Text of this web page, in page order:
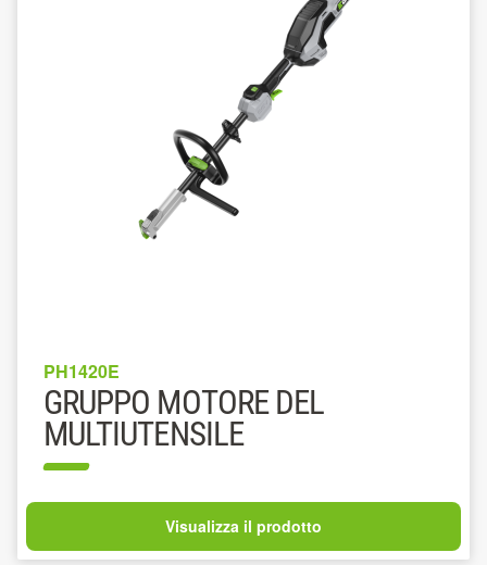
PH1420E
GRUPPO MOTORE DEL
MULTIUTENSILE
Visualizza il prodotto